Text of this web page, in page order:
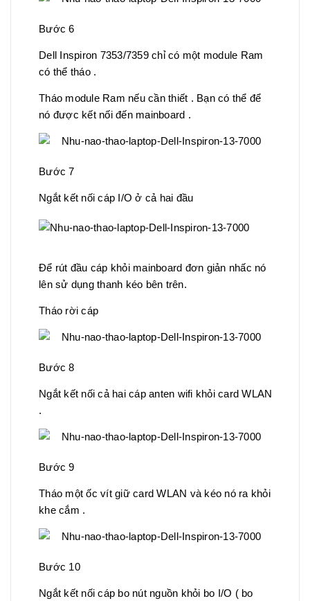
Bước 6
Dell Inspiron 7353/7359 chỉ có một module Ram
có thể tháo .
Tháo module Ram nếu cần thiết . Bạn có thể để
nó được kết nối đến mainboard .
Bước 7
Ngắt kết nối cáp I/O ở cả hai đầu
Để rút đầu cáp khỏi mainboard đơn giản nhấc nó
lên sử dụng thanh kéo bên trên.
Tháo rời cáp
Bước 8
Ngắt kết nối cả hai cáp anten wifi khỏi card WLAN
.
Bước 9
Tháo một ốc vít giữ card WLAN và kéo nó ra khỏi
khe cắm .
Bước 10
Ngắt kết nối cáp bo nút nguồn khỏi bo I/O ( bo